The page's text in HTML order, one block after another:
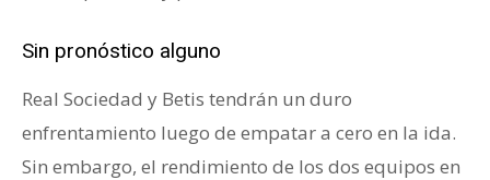
Sin pronóstico alguno
Real Sociedad y Betis tendrán un duro
enfrentamiento luego de empatar a cero en la ida.
Sin embargo, el rendimiento de los dos equipos en